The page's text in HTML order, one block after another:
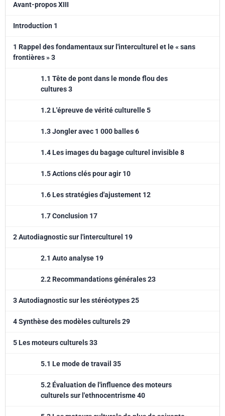
Avant-propos XIII
Introduction 1
1 Rappel des fondamentaux sur l'interculturel et le « sans
frontières » 3
1.1 Tête de pont dans le monde flou des
cultures 3
1.2 L'épreuve de vérité culturelle 5
1.3 Jongler avec 1 000 balles 6
1.4 Les images du bagage culturel invisible 8
1.5 Actions clés pour agir 10
1.6 Les stratégies d'ajustement 12
1.7 Conclusion 17
2 Autodiagnostic sur l'interculturel 19
2.1 Auto analyse 19
2.2 Recommandations générales 23
3 Autodiagnostic sur les stéréotypes 25
4 Synthèse des modèles culturels 29
5 Les moteurs culturels 33
5.1 Le mode de travail 35
5.2 Évaluation de l'influence des moteurs
culturels sur l'ethnocentrisme 40